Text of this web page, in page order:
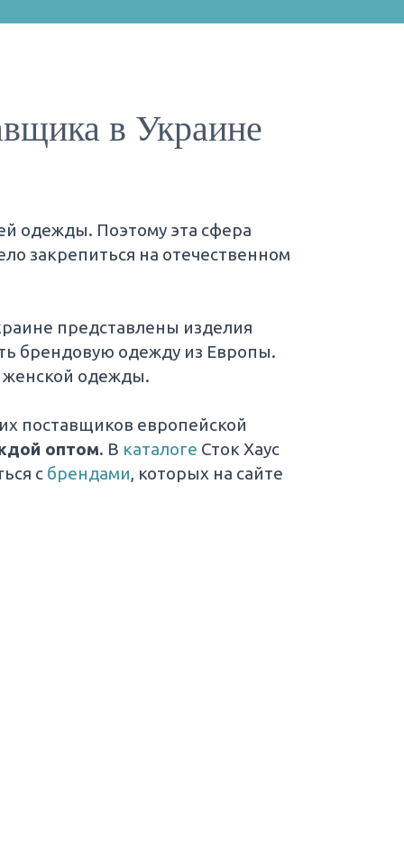
в Украине
одежды. Поэтому эта сфера
закрепиться на отечественном
представлены изделия
брендовую одежду из Европы.
женской одежды.
поставщиков европейской
оптом. В каталоге Сток Хаус
с брендами, которых на сайте